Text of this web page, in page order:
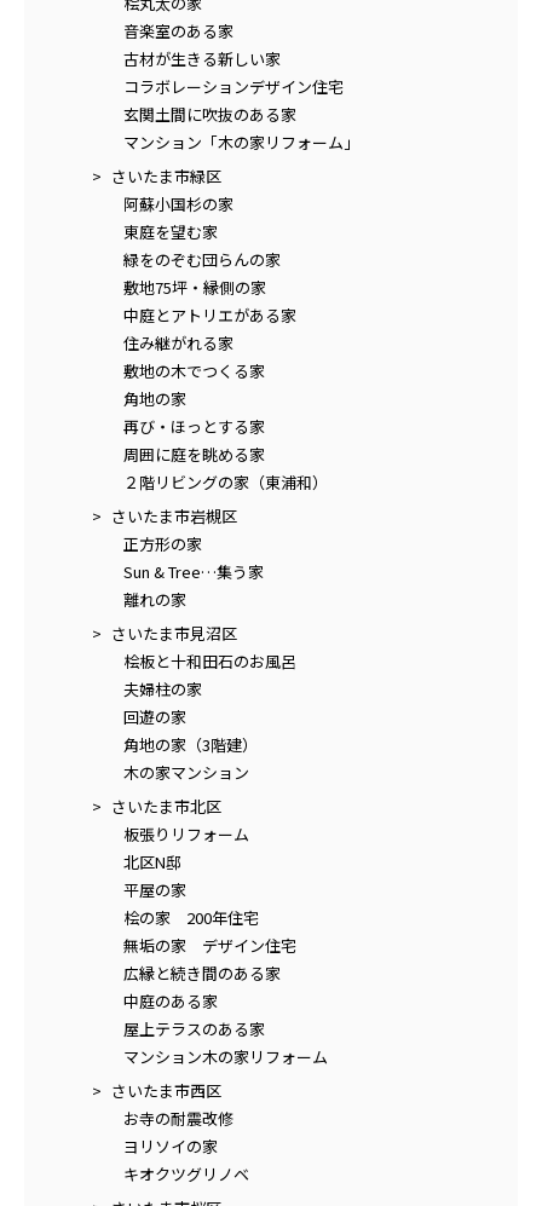
音楽室のある家
古材が生きる新しい家
コラボレーションデザイン住宅
玄関土間に吹抜のある家
マンション「木の家リフォーム」
さいたま市緑区
阿蘇小国杉の家
東庭を望む家
緑をのぞむ団らんの家
敷地75坪・縁側の家
中庭とアトリエがある家
住み継がれる家
敷地の木でつくる家
角地の家
再び・ほっとする家
周囲に庭を眺める家
２階リビングの家（東浦和）
さいたま市岩槻区
正方形の家
Sun & Tree…集う家
離れの家
さいたま市見沼区
桧板と十和田石のお風呂
夫婦柱の家
回遊の家
角地の家（3階建）
木の家マンション
さいたま市北区
板張りリフォーム
北区N邸
平屋の家
桧の家 200年住宅
無垢の家 デザイン住宅
広縁と続き間のある家
中庭のある家
屋上テラスのある家
マンション木の家リフォーム
さいたま市西区
お寺の耐震改修
ヨリソイの家
キオクツグリノベ